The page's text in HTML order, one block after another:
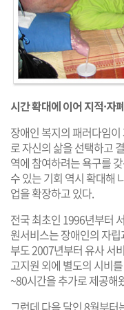
시간 확대에 이어 지적·자
장애인 복지의 패러다임
로 자신의 삶을 선택하고
역에 참여하려는 욕구를
수 있는 기회 역시 확대해
업을 확장하고 있다.
전국 최초인 1996년부터
원서비스는 장애인의 자
부도 2007년부터 유사 서
고지원 외에 별도의 시비
~80시간을 추가로 제공해
그런데 다음 달인 8월부